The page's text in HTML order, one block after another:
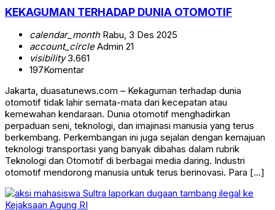
KEKAGUMAN TERHADAP DUNIA OTOMOTIF
calendar_monthRabu, 3 Des 2025
account_circleAdmin 21
visibility3.661
197Komentar
Jakarta, duasatunews.com – Kekaguman terhadap dunia
otomotif tidak lahir semata-mata dari kecepatan atau
kemewahan kendaraan. Dunia otomotif menghadirkan
perpaduan seni, teknologi, dan imajinasi manusia yang terus
berkembang. Perkembangan ini juga sejalan dengan kemajuan
teknologi transportasi yang banyak dibahas dalam rubrik
Teknologi dan Otomotif di berbagai media daring. Industri
otomotif mendorong manusia untuk terus berinovasi. Para […]